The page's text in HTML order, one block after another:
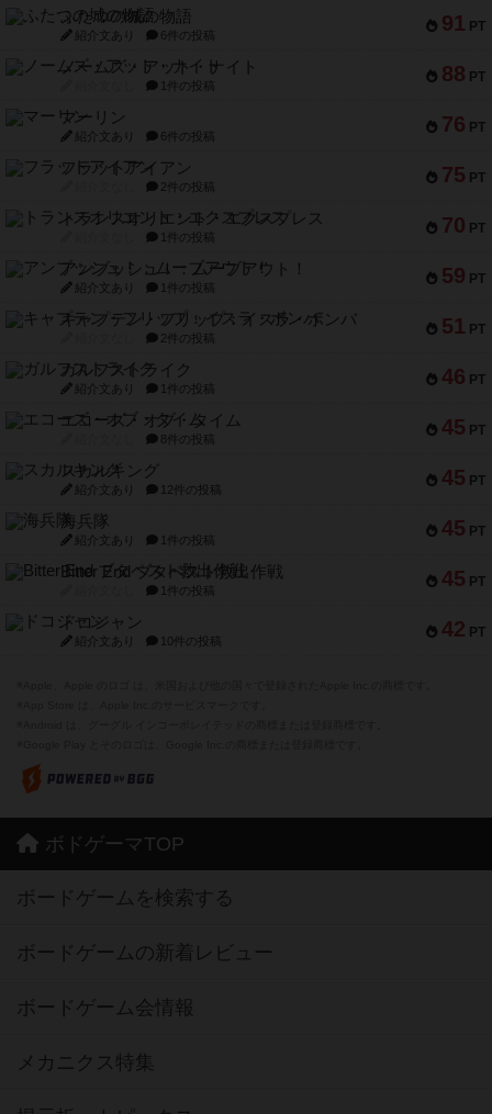
91 PT
ふたつの城の物語
紹介文あり 6件の投稿
88 PT
ノームズ・アット・ナイト
1件の投稿
76 PT
マーリン
紹介文あり 6件の投稿
75 PT
フラットアイアン
2件の投稿
70 PT
トランスオリエント・エクスプレス
1件の投稿
59 PT
アンブッシュ！：ムーブアウト！
紹介文あり 1件の投稿
51 PT
キャプテン・フリップ：イスラ・ボンバ
2件の投稿
46 PT
ガルフストライク
紹介文あり 1件の投稿
45 PT
エコーズ・オブ・タイム
8件の投稿
45 PT
スカルキング
紹介文あり 12件の投稿
45 PT
海兵隊
紹介文あり 1件の投稿
45 PT
Bitter End ブタペスト救出作戦
1件の投稿
42 PT
ドコジャン
紹介文あり 10件の投稿
ボドゲーマTOP
ボードゲームを検索する
ボードゲームの新着レビュー
ボードゲーム会情報
メカニクス特集